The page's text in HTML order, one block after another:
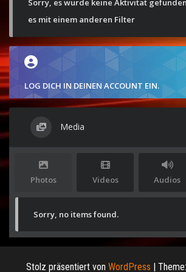
Sorry, es wurde keine Aktivität
es mit einem anderen Filter
LOG DICH IN DEINEN ACCOUNT EIN.
Media
Photos Videos Audios
Sorry, no items found.
Stolz präsentiert von WordPress | Theme: